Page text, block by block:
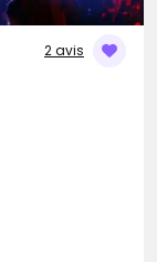
2 avis